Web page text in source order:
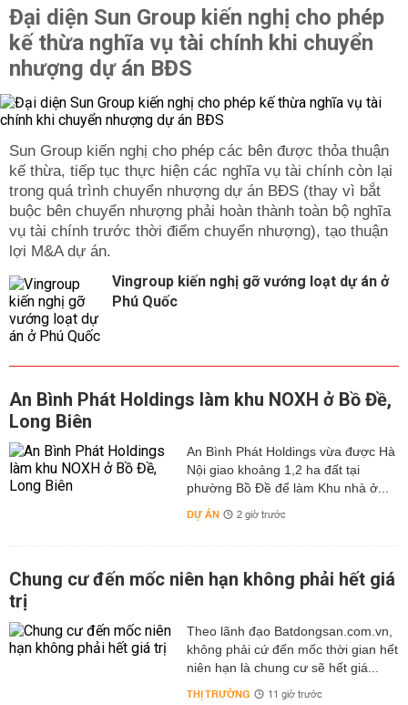
Đại diện Sun Group kiến nghị cho phép
kế thừa nghĩa vụ tài chính khi chuyển
nhượng dự án BĐS
Sun Group kiến nghị cho phép các bên được thỏa thuận
kế thừa, tiếp tục thực hiện các nghĩa vụ tài chính còn lại
trong quá trình chuyển nhượng dự án BĐS (thay vì bắt
buộc bên chuyển nhượng phải hoàn thành toàn bộ nghĩa
vụ tài chính trước thời điểm chuyển nhượng), tạo thuận
lợi M&A dự án.
Vingroup kiến nghị gỡ vướng loạt dự án ở
Phú Quốc
An Bình Phát Holdings làm khu NOXH ở Bồ Đề,
Long Biên
An Bình Phát Holdings vừa được Hà
Nội giao khoảng 1,2 ha đất tại
phường Bồ Đề để làm Khu nhà ở...
DỰ ÁN 2 giờ trước
Chung cư đến mốc niên hạn không phải hết giá
trị
Theo lãnh đạo Batdongsan.com.vn,
không phải cứ đến mốc thời gian hết
niên hạn là chung cư sẽ hết giá...
THỊ TRƯỜNG 11 giờ trước